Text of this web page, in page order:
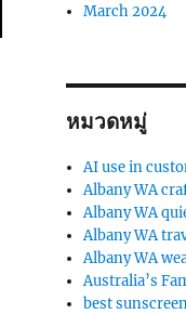
March 2024
หมวดหมู่
AI use in
Albany WA
Albany WA
Albany WA
Albany WA
Australia’s
best